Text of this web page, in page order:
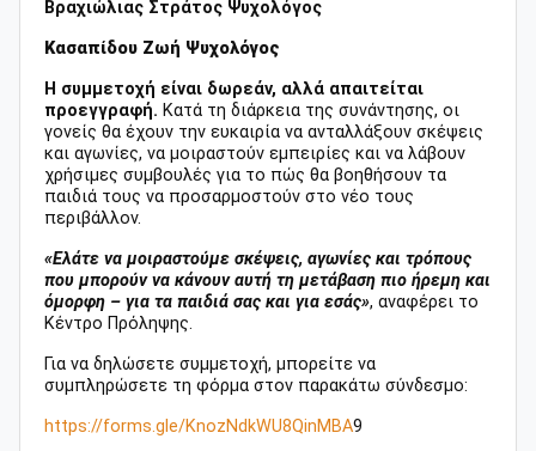
Βραχιώλιας Στράτος Ψυχολόγος
Κασαπίδου Ζωή Ψυχολόγος
Η συμμετοχή είναι δωρεάν, αλλά απαιτείται
προεγγραφή. Κατά τη διάρκεια της συνάντησης, οι
γονείς θα έχουν την ευκαιρία να ανταλλάξουν σκέψεις
και αγωνίες, να μοιραστούν εμπειρίες και να λάβουν
χρήσιμες συμβουλές για το πώς θα βοηθήσουν τα
παιδιά τους να προσαρμοστούν στο νέο τους
περιβάλλον.
«Ελάτε να μοιραστούμε σκέψεις, αγωνίες και τρόπους
που μπορούν να κάνουν αυτή τη μετάβαση πιο ήρεμη και
όμορφη – για τα παιδιά σας και για εσάς», αναφέρει το
Κέντρο Πρόληψης.
Για να δηλώσετε συμμετοχή, μπορείτε να
συμπληρώσετε τη φόρμα στον παρακάτω σύνδεσμο:
https://forms.gle/KnozNdkWU8QinMBA9